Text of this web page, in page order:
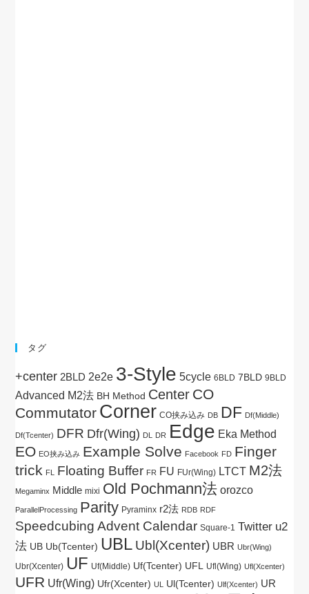
タグ
+center 2BLD 2e2e 3-Style 5cycle 6BLD 7BLD 9BLD
Advanced M2法 BH Method Center CO
Commutator Corner CO挟み込み DB DF Df(Middle)
Df(Tcenter) DFR Dfr(Wing) DL DR Edge Eka Method
EO EO挟み込み Example Solve Facebook FD Finger
trick FL Floating Buffer FR FU FUr(Wing) LTCT M2法
Megaminx Middle mixi Old Pochmann法 orozco
ParallelProcessing Parity Pyraminx r2法 RDB RDF
Speedcubing Advent Calendar Square-1 Twitter u2
法 UB Ub(Tcenter) UBL Ubl(Xcenter) UBR Ubr(Wing)
Ubr(Xcenter) UF Uf(Middle) Uf(Tcenter) UFL Ufl(Wing) Ufl(Xcenter)
UFR Ufr(Wing) Ufr(Xcenter) UL Ul(Tcenter) Ulf(Xcenter) UR